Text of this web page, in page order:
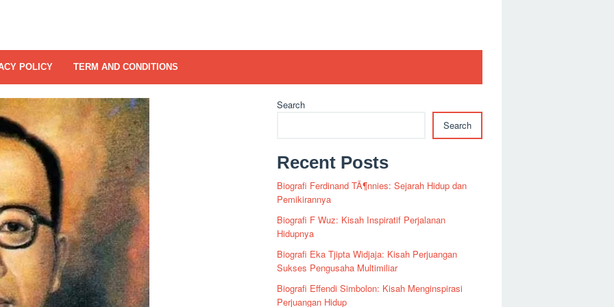
POLICY TERM AND CONDITIONS
Search
Search
Recent Posts
Biografi Ferdinand TÃ¶nnies: Sejarah Hidup dan
Pemikirannya
Biografi F Wuz: Kisah Inspiratif Perjalanan
Hidupnya
Biografi Eka Tjipta Widjaja: Kisah Perjuangan
Sukses Pengusaha Multimiliar
Biografi Effendi Simbolon: Kisah Menginspirasi
Perjuangan Hidup